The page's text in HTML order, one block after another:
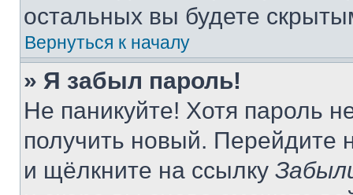
остальных вы будете
Вернуться к началу
» Я забыл пароль!
Не паникуйте! Хотя пароль
получить новый. Перейдите
и щёлкните на ссылку